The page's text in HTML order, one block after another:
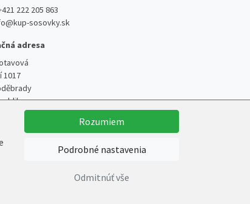
222 205 863
sosovky.sk
adresa
1017
Rozumiem
Podrobné nastavenia
Odmitnúť vše